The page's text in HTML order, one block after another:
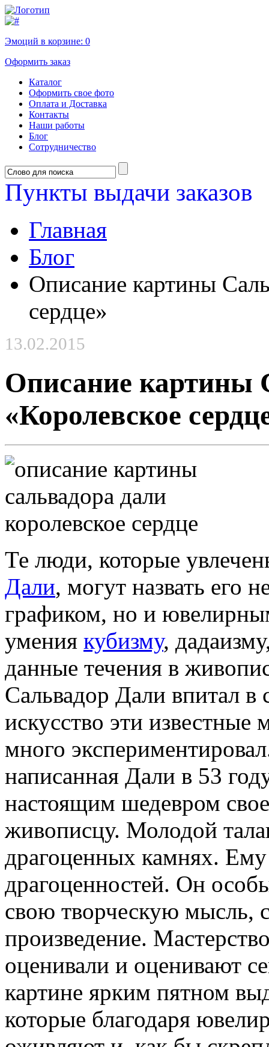
Эмоций в корзине: 0
Оформить заказ
Каталог
Оформить свое фото
Оплата и Доставка
Контакты
Наши работы
Блог
Сотрудничество
Пункты выдачи заказов
Главная
Блог
Описание картины
сердце»
13.02.2015
Описание картины
«Королевское
Те люди, которые
Дали, могут назвать его
графиком, но и
умения кубизму,
данные течения в
Сальвадор Дали впитал в
искусство эти
много
написанная Дали в 53
настоящим шедевром
живописцу. Молодой
драгоценных камнях. Ему
драгоценностей. Он
свою творческую мысль,
произведение.
оценивали и оценивают
картине ярким пятном
которые благодаря